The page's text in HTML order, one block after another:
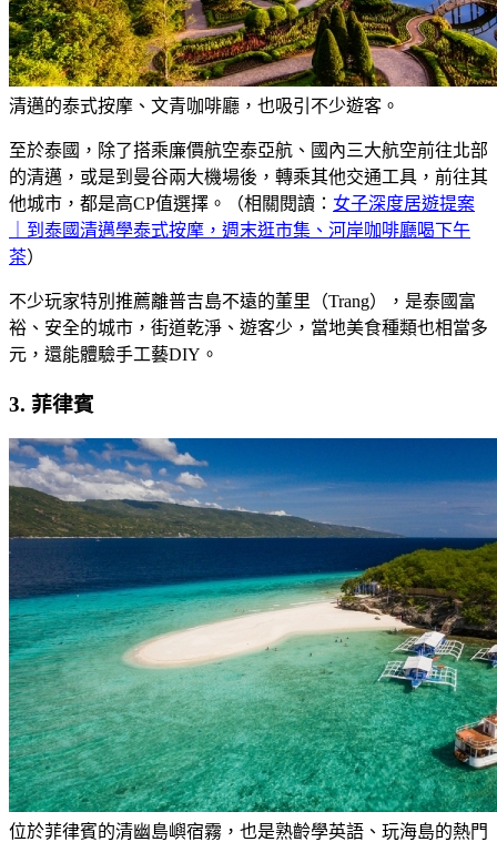
清邁的泰式按摩、文青咖啡廳，也吸引不少遊客。
至於泰國，除了搭乘廉價航空泰亞航、國內三大航空前往北部
的清邁，或是到曼谷兩大機場後，轉乘其他交通工具，前往其
他城市，都是高CP值選擇。（相關閱讀： 女子深度居遊提案
｜到泰國清邁學泰式按摩，週末逛市集、河岸咖啡廳喝下午
茶）
不少玩家特別推薦離普吉島不遠的董里（Trang），是泰國富
裕、安全的城市，街道乾淨、遊客少，當地美食種類也相當多
元，還能體驗手工藝DIY。
3. 菲律賓
位於菲律賓的清幽島嶼宿霧，也是熟齡學英語、玩海島的熱門